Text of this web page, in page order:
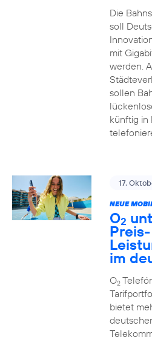
Die
soll
mit
werden.
sollen
künftig in
17.
NEUE
O2
Preis-
im
O2
bietet